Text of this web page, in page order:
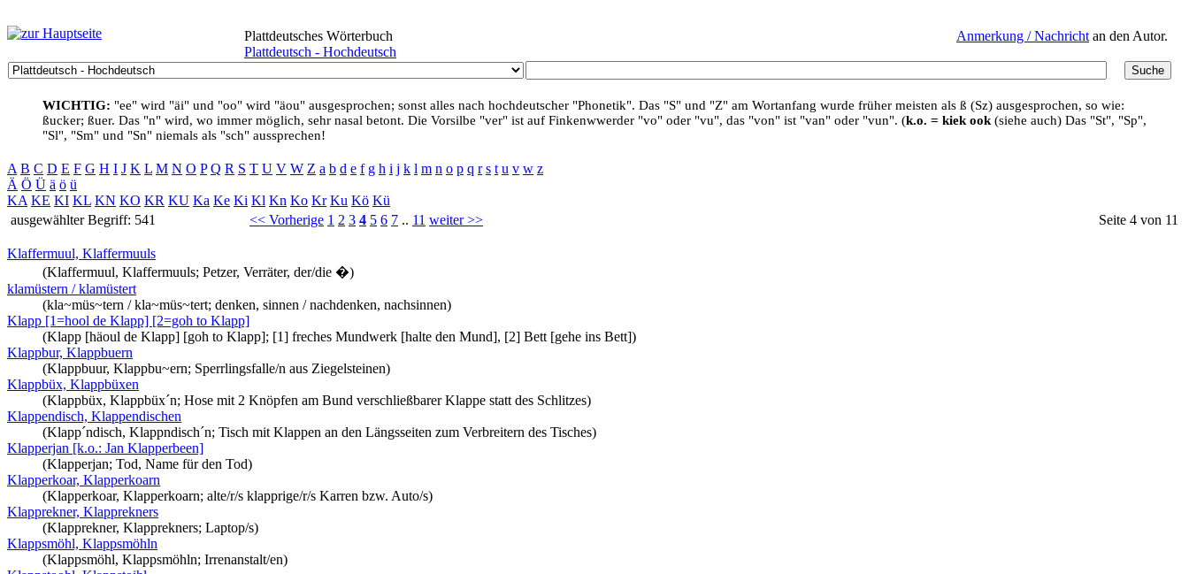
Anmerkung / Nachricht an den Autor.
Plattdeutsches Wörterbuch
Plattdeutsch - Hochdeutsch
WICHTIG: "ee" wird "äi" und "oo" wird "äou" ausgesprochen; sonst alles nach hochdeutscher "Phonetik". Das "S" und "Z" am Wortanfang wurde früher meisten als ß (Sz) ausgesprochen, so wie:
ßucker; ßuer. Das "n" wird, wo immer möglich, sehr nasal betont. Die Vorsilbe "ver" ist auf Finkenwwerder "vo" oder "vu", das "von" ist "van" oder "vun". (k.o. = kiek ook (siehe auch) Das "St", "Sp",
"Sl", "Sm" und "Sn" niemals als "sch" aussprechen!
A B C D E F G H I J K L M N O P Q R S T U V W Z a b d e f g h i j k l m n o p q r s t u v w z
Ä Ö Ü ä ö ü
KA KE KI KL KN KO KR KU Ka Ke Ki Kl Kn Ko Kr Ku Kö Kü
ausgewählter Begriff: 541
<< Vorherige 1 2 3 4 5 6 7 .. 11 weiter >> Seite 4 von 11
Klaffermuul, Klaffermuuls
(Klaffermuul, Klaffermuuls; Petzer, Verräter, der/die �)
klamüstern / klamüstert
(kla~müs~tern / kla~müs~tert; denken, sinnen / nachdenken, nachsinnen)
Klapp [1=hool de Klapp] [2=goh to Klapp]
(Klapp [häoul de Klapp] [goh to Klapp]; [1] freches Mundwerk [halte den Mund], [2] Bett [gehe ins Bett])
Klappbur, Klappbuern
(Klappbuur, Klappbu~ern; Sperrlingsfalle/n aus Ziegelsteinen)
Klappbüx, Klappbüxen
(Klappbüx, Klappbüx´n; Hose mit 2 Knöpfen am Bund verschließbarer Klappe statt des Schlitzes)
Klappendisch, Klappendischen
(Klapp´ndisch, Klappndisch´n; Tisch mit Klappen an den Längsseiten zum Verbreitern des Tisches)
Klapperjan [k.o.: Jan Klapperbeen]
(Klapperjan; Tod, Name für den Tod)
Klapperkoar, Klapperkoarn
(Klapperkoar, Klapperkoarn; alte/r/s klapprige/r/s Karren bzw. Auto/s)
Klapprekner, Klapprekners
(Klapprekner, Klapprekners; Laptop/s)
Klappsmöhl, Klappsmöhln
(Klappsmöhl, Klappsmöhln; Irrenanstalt/en)